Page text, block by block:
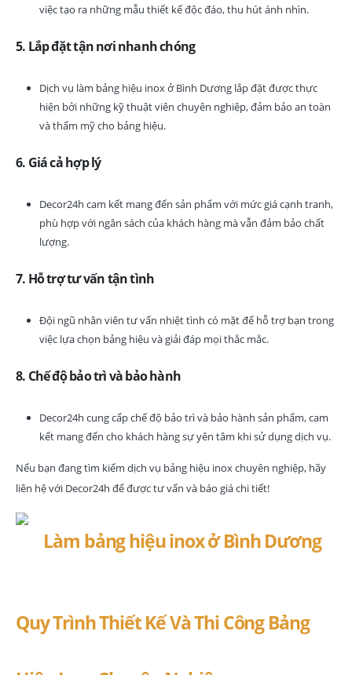
việc tạo ra những mẫu thiết kế độc đáo, thu hút ánh nhìn.
5. Lắp đặt tận nơi nhanh chóng
Dịch vụ làm bảng hiệu inox ở Bình Dương lắp đặt được thực
hiện bởi những kỹ thuật viên chuyên nghiệp, đảm bảo an toàn
và thẩm mỹ cho bảng hiệu.
6. Giá cả hợp lý
Decor24h cam kết mang đến sản phẩm với mức giá cạnh tranh,
phù hợp với ngân sách của khách hàng mà vẫn đảm bảo chất
lượng.
7. Hỗ trợ tư vấn tận tình
Đội ngũ nhân viên tư vấn nhiệt tình có mặt để hỗ trợ bạn trong
việc lựa chọn bảng hiệu và giải đáp mọi thắc mắc.
8. Chế độ bảo trì và bảo hành
Decor24h cung cấp chế độ bảo trì và bảo hành sản phẩm, cam
kết mang đến cho khách hàng sự yên tâm khi sử dụng dịch vụ.
Nếu bạn đang tìm kiếm dịch vụ bảng hiệu inox chuyên nghiệp, hãy
liên hệ với Decor24h để được tư vấn và báo giá chi tiết!
Quy Trình Thiết Kế Và Thi Công Bảng